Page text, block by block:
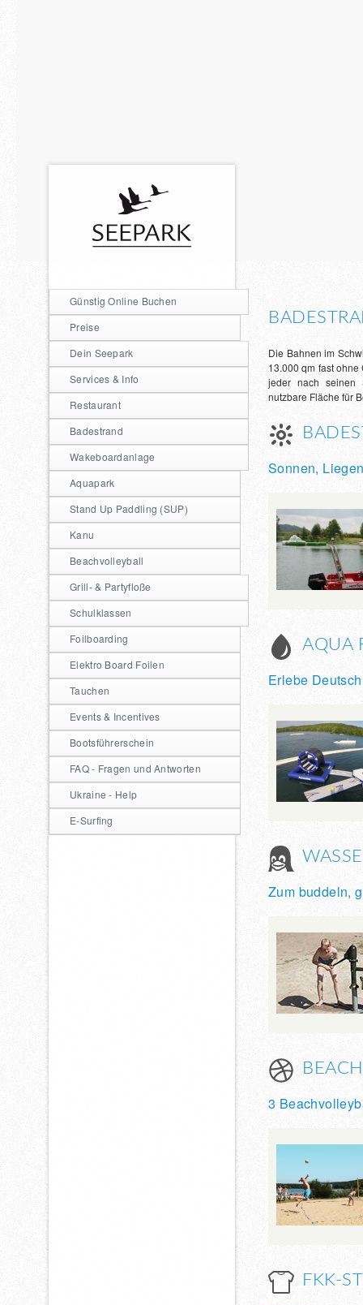
Günstig Online Buchen
Preise
Dein Seepark
Services & Info
Restaurant
Badestrand
Wakeboardanlage
Aquapark
Stand Up Paddling (SUP)
Kanu
Beachvolleyball
Grill- & Partyfloße
Schulklassen
Foilboarding
Elektro Board Foilen
Tauchen
Events & Incentives
Bootsführerschein
FAQ - Fragen und Antworten
Ukraine - Help
E-Surfing
Die Bahnen im
13.000 qm fast
jeder nach seinen
nutzbare Fläche für
Sonnen,
AQUA
Erlebe
Zum buddeln,
3
FKK-